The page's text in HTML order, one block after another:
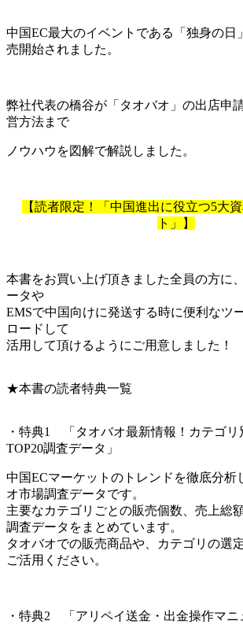
中国EC最大のイベントである「独身の日
売開始されました。
弊社代表の橋谷が「タオバオ」の出店申
営方法まで
ノウハウを図解で解説しました。
【読者限定！「中国進出に役立つ5大
ト」】
本書をお買い上げ頂きました全員の方に
ータや
EMSで中国向けに発送する時に便利なツ
ロードして
活用して頂けるようにご用意しました！
★本書の読者特典一覧
・特典1 「タオバオ最新情報！カテゴリ
TOP20調査データ」
中国ECマーケットのトレンドを徹底分析
オ市場調査データです。
主要なカテゴリごとの販売個数、売上総
調査データをまとめています。
タオバオでの販売商品や、カテゴリの選
ご活用ください。
・特典2 「アリペイ送金・出金操作マニ